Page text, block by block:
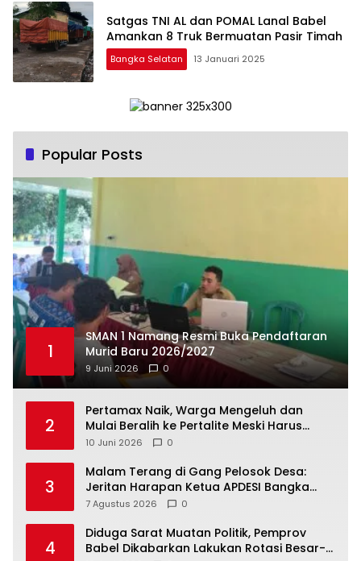
Satgas TNI AL dan POMAL Lanal Babel
Amankan 8 Truk Bermuatan Pasir Timah
Bangka Selatan 13 Januari 2025
Popular Posts
1
SMAN 1 Namang Resmi Buka Pendaftaran
Murid Baru 2026/2027
9 Juni 2026 0
2
‎Pertamax Naik, Warga Mengeluh dan
Mulai Beralih ke Pertalite Meski Harus
10 Juni 2026 0
3
Malam Terang di Gang Pelosok Desa:
Jeritan Harapan Ketua APDESI Bangka
Tengah untuk PLN Babel
7 Agustus 2026 0
4
‎Diduga Sarat Muatan Politik, Pemprov
Babel Dikabarkan Lakukan Rotasi Besar-